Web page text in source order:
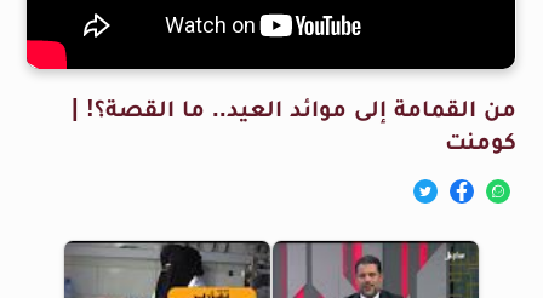
من القمامة إلى موائد العيد.. ما القصة؟! |
كومنت